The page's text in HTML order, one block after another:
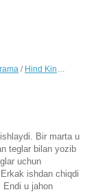
/ Hind Kinolar Uzbek Tilida
Bir marta u
teglar bilan yozib
uchun
ishdan chiqdi
Endi u jahon